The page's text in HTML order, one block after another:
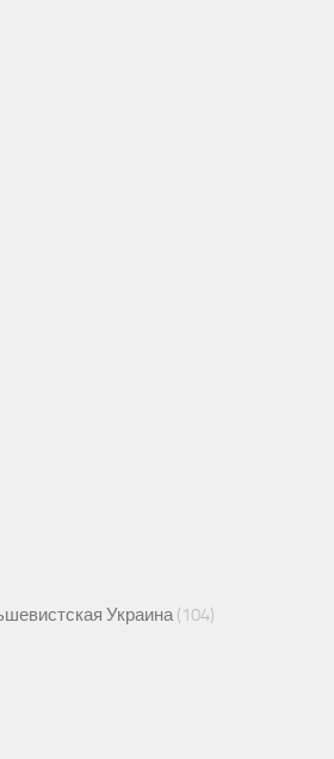
Украина(104)